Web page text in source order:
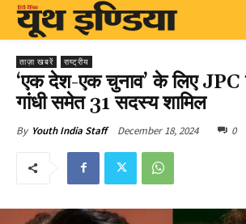
ताज़ा खबरें राष्ट्रीय
‘एक देश-एक चुनाव’ के लिए JPC
गांधी समेत 31 सदस्य शामिल
By Youth India Staff December 18, 2024 0